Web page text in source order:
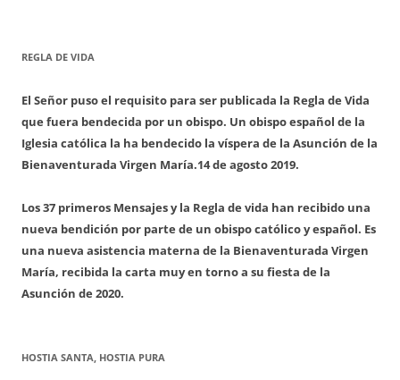
REGLA DE VIDA
El Señor puso el requisito para ser publicada la Regla de Vida
que fuera bendecida por un obispo. Un obispo español de la
Iglesia católica la ha bendecido la víspera de la Asunción de la
Bienaventurada Virgen María.14 de agosto 2019.
Los 37 primeros Mensajes y la Regla de vida han recibido una
nueva bendición por parte de un obispo católico y español. Es
una nueva asistencia materna de la Bienaventurada Virgen
María, recibida la carta muy en torno a su fiesta de la
Asunción de 2020.
HOSTIA SANTA, HOSTIA PURA